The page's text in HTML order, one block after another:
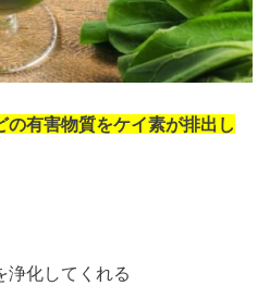
有害物質をケイ素が排出し
浄化してくれる